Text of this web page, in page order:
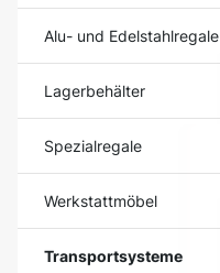
Alu- und Edelstahlregale
Lagerbehälter
Spezialregale
Werkstattmöbel
Transportsysteme